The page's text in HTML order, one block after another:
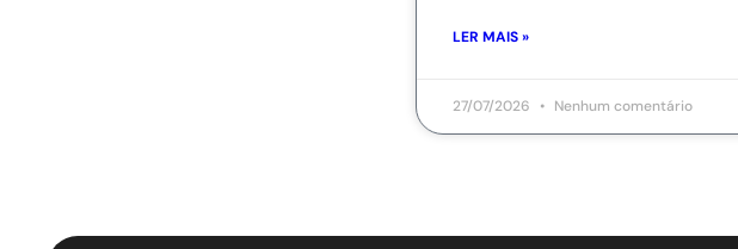
LER MAIS »
27/07/2026 Nenhum comentário